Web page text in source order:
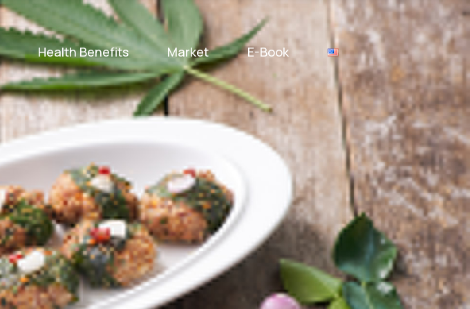
Health Benefits Market E-Book